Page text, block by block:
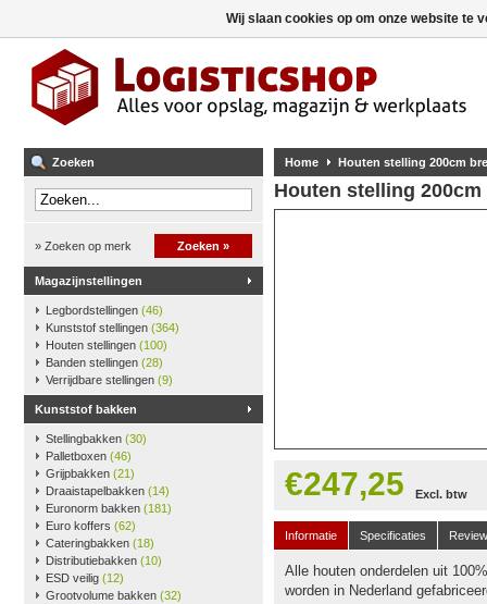
Zoeken
» Zoeken op merk Zoeken »
Magazijnstellingen
Legbordstellingen (46)
Kunststof stellingen (364)
Houten stellingen (100)
Banden stellingen (28)
Verrijdbare stellingen (9)
Kunststof bakken
Stellingbakken (30)
Palletboxen (46)
Grijpbakken (21)
Draaistapelbakken (14)
Euronorm bakken (181)
Euro koffers (62)
Cateringbakken (18)
Distributiebakken (10)
ESD veilig (12)
Grootvolume bakken (32)
Home Houten stelling 200cm
Houten stelling
€247,25 Excl. btw
Informatie Specificaties
Alle houten onderdelen uit
worden in Nederland
Wij slaan cookies op om onze website te